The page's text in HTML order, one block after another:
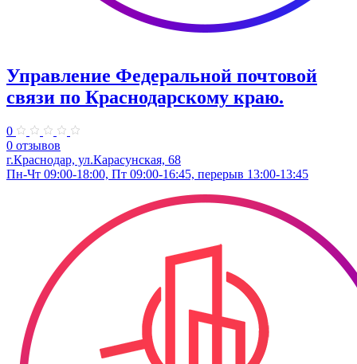
Управление Федеральной почтовой
связи по Краснодарскому краю.
0
0 отзывов
г.Краснодар, ул.​Карасунская, 68
Пн-Чт 09:00-18:00, Пт 09:00-16:45, перерыв 13:00-13:45